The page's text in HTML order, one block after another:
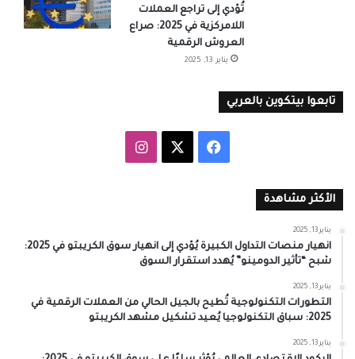
تُؤدي إلى تراجع العملات
اللامركزية في 2025: صراع
العروش الرقمية
يناير 13, 2025
تابعوا بيتكوين بالعربي
فيسبوك انستقرام
الأكثر مشاهدة
يناير 13, 2025
انهيار منصات التداول الكبيرة يُؤدي إلى انهيار سوق الكريبتو في 2025:
شبح “تأثير الدومينو” يُهدد استقرار السوق
يناير 13, 2025
التطورات التكنولوجية تُطيح بالجيل الحالي من العملات الرقمية في
2025: سباق التكنولوجيا يُعيد تشكيل مشهد الكريبتو
يناير 13, 2025